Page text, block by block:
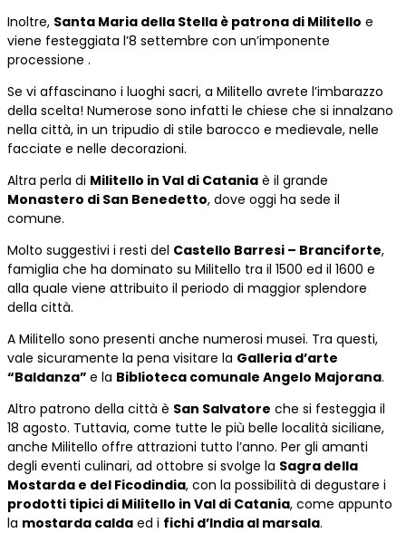
Inoltre, Santa Maria della Stella è patrona di Militello e
viene festeggiata l’8 settembre con un’imponente
processione .
Se vi affascinano i luoghi sacri, a Militello avrete l’imbarazzo
della scelta! Numerose sono infatti le chiese che si innalzano
nella città, in un tripudio di stile barocco e medievale, nelle
facciate e nelle decorazioni.
Altra perla di Militello in Val di Catania è il grande
Monastero di San Benedetto, dove oggi ha sede il
comune.
Molto suggestivi i resti del Castello Barresi – Branciforte,
famiglia che ha dominato su Militello tra il 1500 ed il 1600 e
alla quale viene attribuito il periodo di maggior splendore
della città.
A Militello sono presenti anche numerosi musei. Tra questi,
vale sicuramente la pena visitare la Galleria d’arte
“Baldanza” e la Biblioteca comunale Angelo Majorana.
Altro patrono della città è San Salvatore che si festeggia il
18 agosto. Tuttavia, come tutte le più belle località siciliane,
anche Militello offre attrazioni tutto l’anno. Per gli amanti
degli eventi culinari, ad ottobre si svolge la Sagra della
Mostarda e del Ficodindia, con la possibilità di degustare i
prodotti tipici di Militello in Val di Catania, come appunto
la mostarda calda ed i fichi d’India al marsala.